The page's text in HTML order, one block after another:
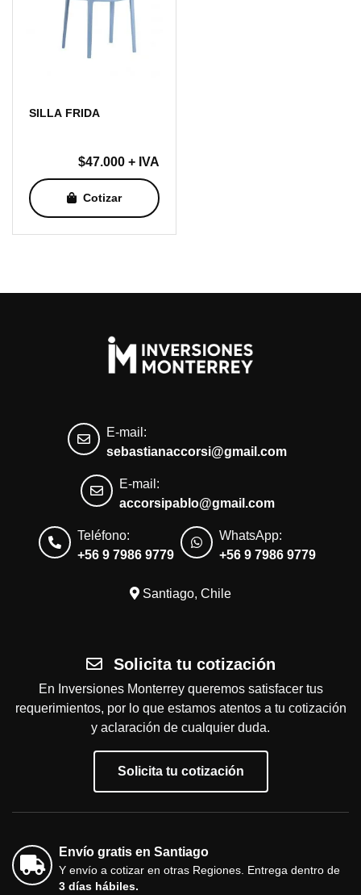
SILLA FRIDA
$47.000 + IVA
Cotizar
E-mail:
sebastianaccorsi@gmail.com
E-mail:
accorsipablo@gmail.com
Teléfono:
+56 9 7986 9779
WhatsApp:
+56 9 7986 9779
Santiago, Chile
Solicita tu cotización
En Inversiones Monterrey queremos satisfacer tus
requerimientos, por lo que estamos atentos a tu cotización
y aclaración de cualquier duda.
Solicita tu cotización
Envío gratis en Santiago
Y envío a cotizar en otras Regiones. Entrega dentro de
3 días hábiles.